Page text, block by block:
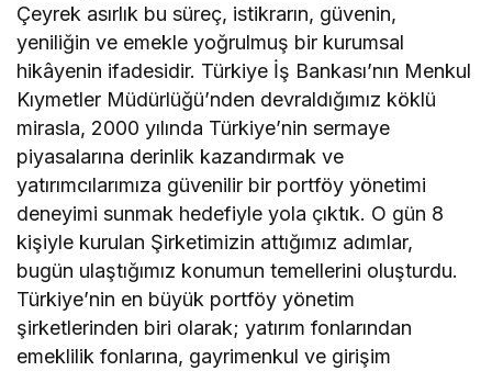
Çeyrek asırlık bu süreç, istikrarın, güvenin,
yeniliğin ve emekle yoğrulmuş bir kurumsal
hikâyenin ifadesidir. Türkiye İş Bankası’nın Menkul
Kıymetler Müdürlüğü’nden devraldığımız köklü
mirasla, 2000 yılında Türkiye’nin sermaye
piyasalarına derinlik kazandırmak ve
yatırımcılarımıza güvenilir bir portföy yönetimi
deneyimi sunmak hedefiyle yola çıktık. O gün 8
kişiyle kurulan Şirketimizin attığımız adımlar,
bugün ulaştığımız konumun temellerini oluşturdu.
Türkiye’nin en büyük portföy yönetim
şirketlerinden biri olarak; yatırım fonlarından
emeklilik fonlarına, gayrimenkul ve girişim